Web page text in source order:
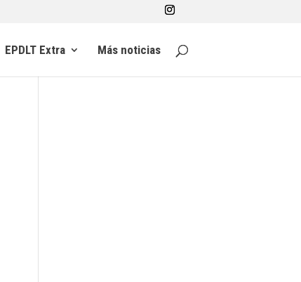
EPDLT Extra Más noticias